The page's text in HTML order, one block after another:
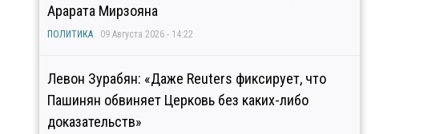
Арарата Мирзояна
ПОЛИТИКА 09 Августа 2026 - 14:22
Левон Зурабян: «Даже Reuters фиксирует, что
Пашинян обвиняет Церковь без каких-либо
доказательств»